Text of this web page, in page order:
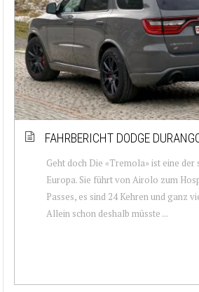
FAHRBERICHT DODGE
Geht doch Die «Tremola» ist eine der
Europa. Sie führt von Airolo zum
Passes, es sind 24 Kehren und ganz
Allein schon deshalb müsste ...